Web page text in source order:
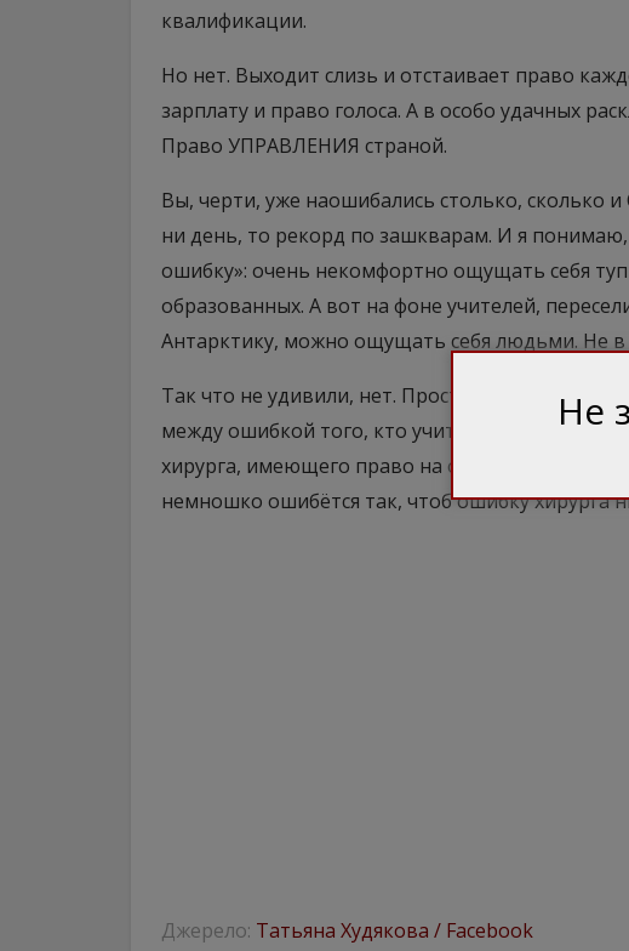
квалификации.
Но нет. Выходит слизь и отстаивает право
зарплату и право голоса. А в особо удачных
Право УПРАВЛЕНИЯ страной.
Вы, черти, уже наошибались столько, сколько
ни день, то рекорд по зашкварам. И я
ошибку»: очень некомфортно ощущать себя
образованных. А вот на фоне учителей,
Антарктику, можно ощущать себя людьми. Не в
Так что не удивили, нет. Просто очень
между ошибкой того, кто учится, и ошибкой
хирурга, имеющего право на ошибку. И такого
немношко ошибётся так, чтоб ошибку хирурга
Джерело: Татьяна Худякова / Facebook
Не